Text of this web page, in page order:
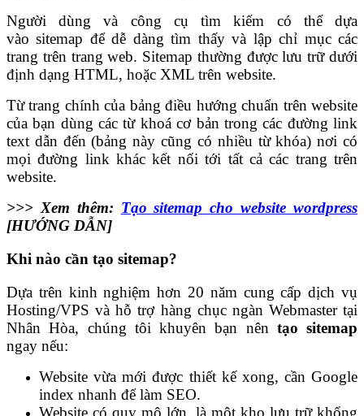
Người dùng và công cụ tìm kiếm có thể dựa
vàositemap để dễ dàng tìm thấy và lập chỉ mục các
trang trên trang web. Sitemap thường được lưu trữ dưới
định dạng HTML, hoặc XML trên website.
Từ trang chính của bảng điều hướng chuẩn trên website
của bạn dùng các từ khoá cơ bản trong các đường link
text dẫn đến (bảng này cũng có nhiều từ khóa) nơi có
mọi đường link khác kết nối tới tất cả các trang trên
website.
>>> Xem thêm: Tạo sitemap cho website wordpress
[HƯỚNG DẪN]
Khi nào cần tạo sitemap?
Dựa trên kinh nghiệm hơn 20 năm cung cấp dịch vụ
Hosting/VPS và hỗ trợ hàng chục ngàn Webmaster tại
Nhân Hòa, chúng tôi khuyên bạn nên tạo sitemap
ngay nếu:
Website vừa mới được thiết kế xong, cần Google
index nhanh để làm SEO.
Website có quy mô lớn, là một kho lưu trữ khổng